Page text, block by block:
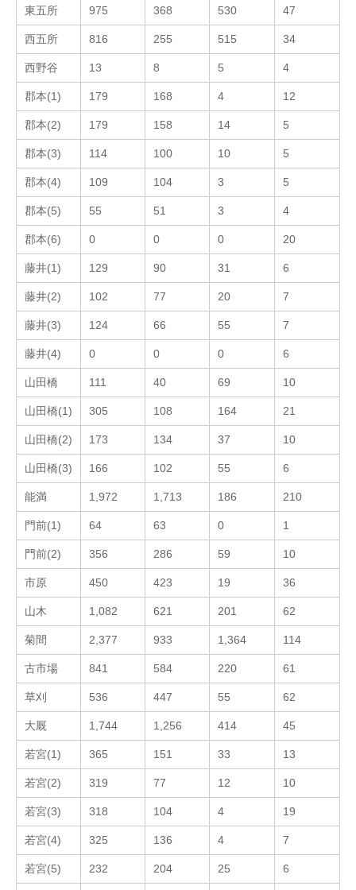
東五所 975 368 530 47
西五所 816 255 515 34
西野谷 13 8 5 4
郡本(1) 179 168 4 12
郡本(2) 179 158 14 5
郡本(3) 114 100 10 5
郡本(4) 109 104 3 5
郡本(5) 55 51 3 4
郡本(6) 0 0 0 20
藤井(1) 129 90 31 6
藤井(2) 102 77 20 7
藤井(3) 124 66 55 7
藤井(4) 0 0 0 6
山田橋 111 40 69 10
山田橋(1) 305 108 164 21
山田橋(2) 173 134 37 10
山田橋(3) 166 102 55 6
能満 1,972 1,713 186 210
門前(1) 64 63 0 1
門前(2) 356 286 59 10
市原 450 423 19 36
山木 1,082 621 201 62
菊間 2,377 933 1,364 114
古市場 841 584 220 61
草刈 536 447 55 62
大厩 1,744 1,256 414 45
若宮(1) 365 151 33 13
若宮(2) 319 77 12 10
若宮(3) 318 104 4 19
若宮(4) 325 136 4 7
若宮(5) 232 204 25 6